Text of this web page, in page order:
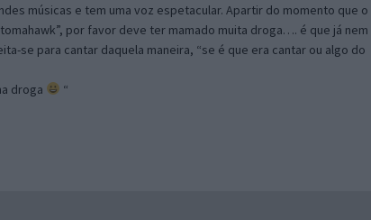
músicas e tem uma voz espetacular. Apartir do momento que o
por favor deve ter mamado muita droga…. é que já nem
se para cantar daquela maneira, “se é que era cantar ou algo do
droga
“